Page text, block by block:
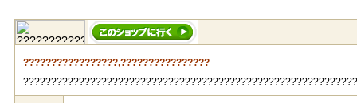
?????????????????,????????????????